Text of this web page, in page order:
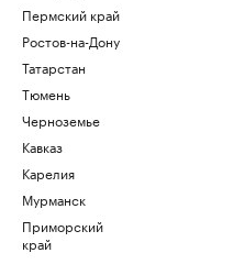
Пермский край
Ростов-на-Дону
Татарстан
Тюмень
Черноземье
Кавказ
Карелия
Мурманск
Приморский
край